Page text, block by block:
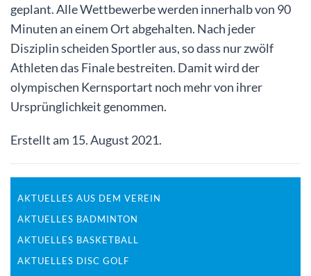
geplant. Alle Wettbewerbe werden innerhalb von 90
Minuten an einem Ort abgehalten. Nach jeder
Disziplin scheiden Sportler aus, so dass nur zwölf
Athleten das Finale bestreiten. Damit wird der
olympischen Kernsportart noch mehr von ihrer
Ursprünglichkeit genommen.
Erstellt am 15. August 2021.
AKTUELLES AUS DEM VEREIN
AKTUELLES BADMINTON
AKTUELLES BASKETBALL
AKTUELLES DISC GOLF